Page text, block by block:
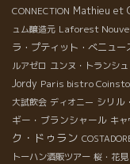
CONNECTION Mathieu et
ュム醸造元 Laforest
ラ・プティット・べニュー
ルアゼロ ユンヌ・トランシュ
Jordy Paris bistro
大試飲会 ディオニー シリル
ギー・ブランシャール キャ
ク・ドゥラン
トーハン酒販ツアー 桜・花見